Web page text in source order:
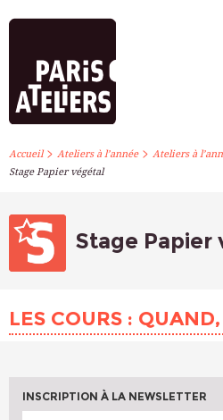
PARIS
ATELIERS À
INFOS
Accueil> Ateliers à l’année> Ateliers à
Stage Papier végétal
Stage Papier
LES COURS :
INSCRIPTION À LA NEWSLETTER